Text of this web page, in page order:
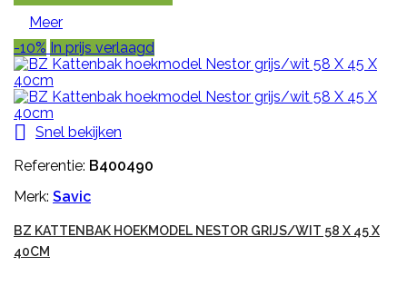
Meer
-10% In prijs verlaagd

Snel bekijken
Referentie: B400490
Merk: Savic
BZ KATTENBAK HOEKMODEL NESTOR GRIJS/WIT 58 X 45 X
40CM